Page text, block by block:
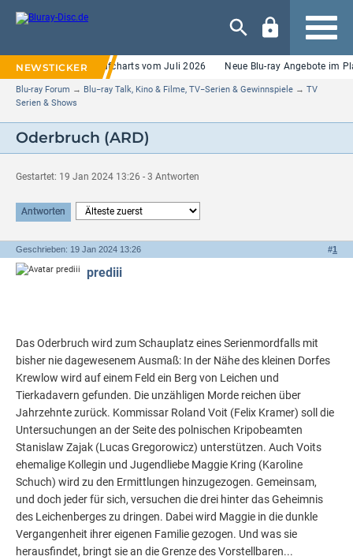
Navigation
Vorbestell- und Kaufcharts vom Juli 2026 Neue Blu-ray Angebote im
Blu-ray Forum → Blu−ray Talk, Kino & Filme, TV−Serien & Gewinnspiele → TV
Serien & Shows
Oderbruch (ARD)
Gestartet: 19 Jan 2024 13:26 - 3 Antworten
Antworten
#1
Geschrieben: 19 Jan 2024 13:26
prediii
Das Oderbruch wird zum Schauplatz eines Serienmordfalls mit
bisher nie dagewesenem Ausmaß: In der Nähe des kleinen Dorfes
Krewlow wird auf einem Feld ein Berg von Leichen und
Tierkadavern gefunden. Die unzähligen Morde reichen über
Jahrzehnte zurück. Kommissar Roland Voit (Felix Kramer) soll die
Untersuchungen an der Seite des polnischen Kripobeamten
Stanislaw Zajak (Lucas Gregorowicz) unterstützen. Auch Voits
ehemalige Kollegin und Jugendliebe Maggie Kring (Karoline
Schuch) wird zu den Ermittlungen hinzugezogen. Gemeinsam,
und doch jeder für sich, versuchen die drei hinter das Geheimnis
des Leichenberges zu dringen. Dabei wird Maggie in die dunkle
Vergangenheit ihrer eigenen Familie gezogen. Und was sie
herausfindet, bringt sie an die Grenze des Vorstellbaren...